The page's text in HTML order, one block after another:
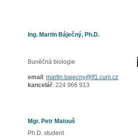
Ing. Martin Báječný, Ph.D.
Buněčná biologie
email :martin.bajecny@lf1.cuni.cz
kancelář: 224 966 913
Mgr. Petr Matouš
Ph.D. student